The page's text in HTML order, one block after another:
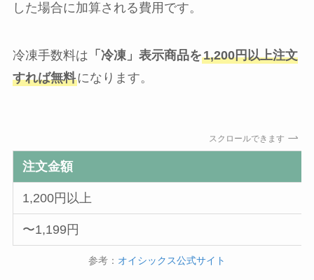
した場合に加算される費用です。
冷凍手数料は 「冷凍」表示商品を1,200円以上注文
すれば無料になります。
スクロールできます
注文金額
1,200円以上
〜1,199円
参考： オイシックス公式サイト